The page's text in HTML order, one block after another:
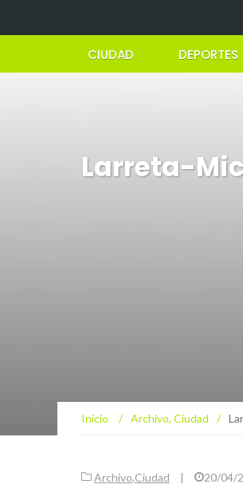
CIUDAD DEPORTES
Larreta-
Inicio / Archivo, Ciudad /
Archivo,Ciudad | 20/04/